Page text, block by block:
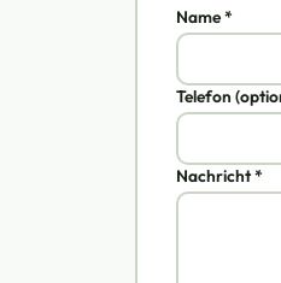
Name *
Telefon
Nachricht *